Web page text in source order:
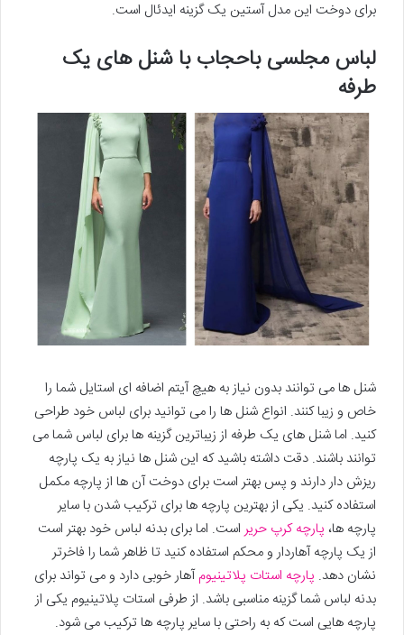
برای دوخت این مدل آستین یک گزینه ایدئال است.
لباس مجلسی باحجاب با شنل های یک
طرفه
شنل ها می توانند بدون نیاز به هیچ آیتم اضافه ای استایل شما را
خاص و زیبا کنند. انواع شنل ها را می توانید برای لباس خود طراحی
کنید. اما شنل های یک طرفه از زیباترین گزینه ها برای لباس شما می
توانند باشند. دقت داشته باشید که این شنل ها نیاز به یک پارچه
ریزش دار دارند و پس بهتر است برای دوخت آن ها از پارچه مکمل
استفاده کنید. یکی از بهترین پارچه ها برای ترکیب شدن با سایر
پارچه ها، پارچه کرپ حریر است. اما برای بدنه لباس خود بهتر است
از یک پارچه آهاردار و محکم استفاده کنید تا ظاهر شما را فاخرتر
نشان دهد. پارچه استات پلاتینیومآهار خوبی دارد و می تواند برای
بدنه لباس شما گزینه مناسبی باشد. از طرفی استات پلاتینیوم یکی از
پارچه هایی است که به راحتی با سایر پارچه ها ترکیب می شود.